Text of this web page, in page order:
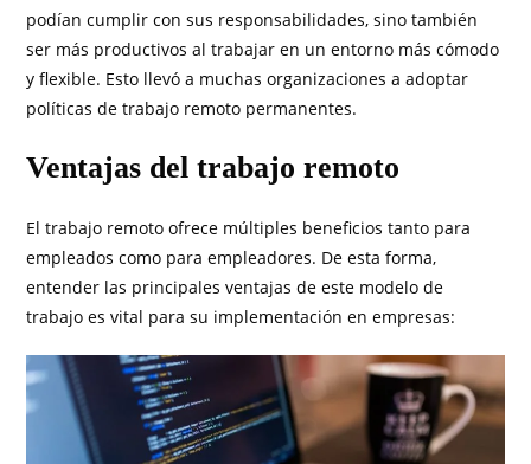
podían cumplir con sus responsabilidades, sino también
ser más productivos al trabajar en un entorno más cómodo
y flexible. Esto llevó a muchas organizaciones a adoptar
políticas de trabajo remoto permanentes.
Ventajas del trabajo remoto
El trabajo remoto ofrece múltiples beneficios tanto para
empleados como para empleadores. De esta forma,
entender las principales ventajas de este modelo de
trabajo es vital para su implementación en empresas: